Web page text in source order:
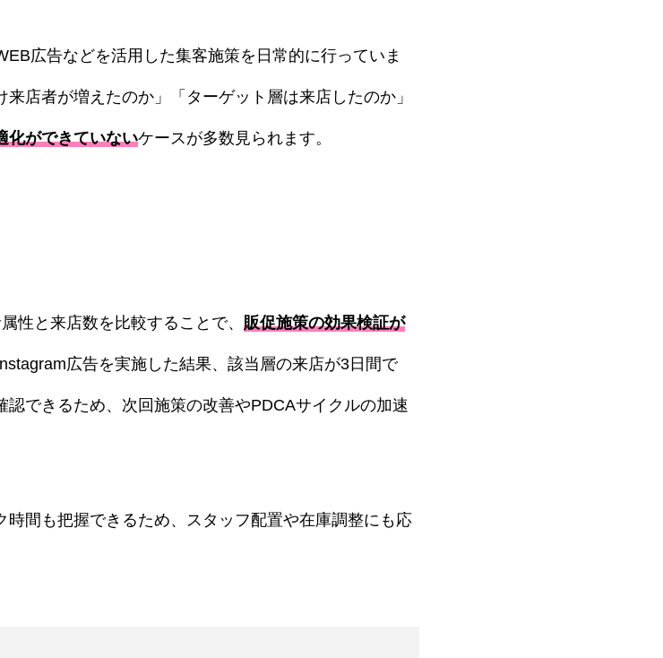
広告などを活用した集客施策を日常的に行っていま
店者が増えたのか」「ターゲット層は来店したのか」
化ができていないケースが多数見られます。
性と来店数を比較することで、 販促施策の効果検証が
広告を実施した結果、該当層の来店が3日間で
できるため、次回施策の改善やPDCAサイクルの加速
間も把握できるため、スタッフ配置や在庫調整にも応